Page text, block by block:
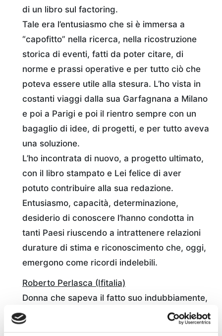
di un libro sul factoring.
Tale era l’entusiasmo che si è immersa a
“capofitto” nella ricerca, nella ricostruzione
storica di eventi, fatti da poter citare, di
norme e prassi operative e per tutto ciò che
poteva essere utile alla stesura. L’ho vista in
costanti viaggi dalla sua Garfagnana a Milano
e poi a Parigi e poi il rientro sempre con un
bagaglio di idee, di progetti, e per tutto aveva
una soluzione.
L’ho incontrata di nuovo, a progetto ultimato,
con il libro stampato e Lei felice di aver
potuto contribuire alla sua redazione.
Entusiasmo, capacità, determinazione,
desiderio di conoscere l’hanno condotta in
tanti Paesi riuscendo a intrattenere relazioni
durature di stima e riconoscimento che, oggi,
emergono come ricordi indelebili.
Roberto Perlasca (Ifitalia)
Donna che sapeva il fatto suo indubbiamente,
direi di temperamento, ma anche sempre
disponi-bile verso i colleghi quando